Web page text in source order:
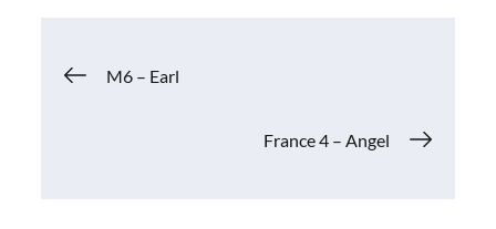
Navigation
M6 – Earl
France 4 – Angel